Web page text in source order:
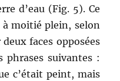
d’eau (Fig. 5). Ce
moitié plein, selon
faces opposées
phrases suivantes :
c’était peint, mais